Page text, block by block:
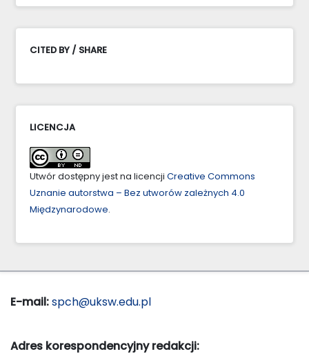
CITED BY / SHARE
LICENCJA
Utwór dostępny jest na licencji Creative Commons
Uznanie autorstwa – Bez utworów zależnych 4.0
Międzynarodowe.
E-mail:spch@uksw.edu.pl
Adres korespondencyjny redakcji: